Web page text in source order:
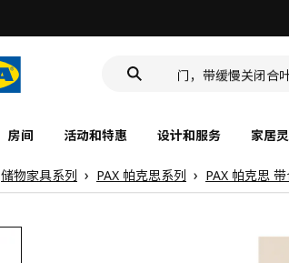
门，带缓慢关闭合
房间 活动和特惠 设计和服务 家居
储物家具系列 PAX 帕克思系列 PAX 帕克思